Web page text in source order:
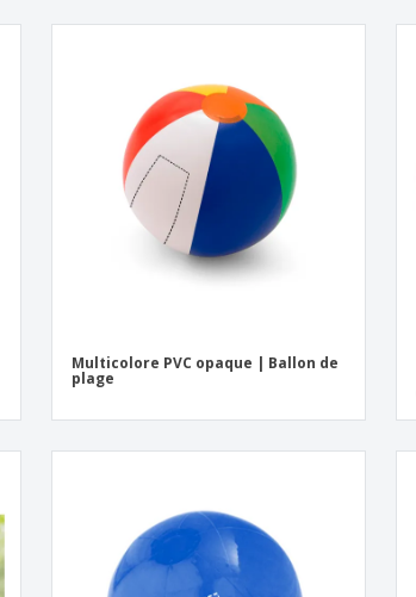
Multicolore PVC opaque | Ballon de
plage